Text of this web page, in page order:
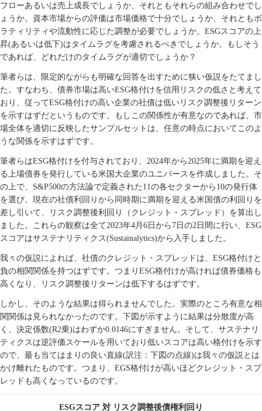
フローあるいは売上成長でしょうか、それともそれらの組み合わせでし
ょうか。資本市場からの評価は市場価格で十分でしょうか、それともボ
ラティリティや流動性に応じた調整が必要でしょうか。 ESGスコアの上
昇(あるいは低下)はタイムラグを考慮されるべきでしょうか。もしそう
であれば、どれだけのタイムラグが適切でしょうか？
筆者らは、限定的ながらも明確な回答を出すために狭い仮説をたてまし
た。すなわち、債券市場は高いESG格付けを信用リスクの低さと考えて
おり、従ってESG格付けの高い企業の社債は低いリスク調整後リターン
を示すはずだというものです。もしこの関係性が有意なのであれば、市
場全体を適切に反映したサンプルセットは、任意の時点においてこのよ
うな関係を示すはずです。
筆者らはESG格付けを付与されており、 2024年から 2025年に満期を迎え
る上場債券を発行している米国大企業のユニバースを作成しました。そ
の上で、 S&P500の方法論で定義された 11の各セクターから 10の発行体
を選び、現在の社債利回りから同時期に満期を迎える米国債の利回りを
差し引いて、リスク調整後利回り（クレジット・スプレッド）を算出し
ました。これらの観察は全て2023年4 月 6日から 7日の2 日間に行い、 ESG
スコアはサステナリティクス(Sustainalytics)から入手しました。
我々の仮説によれば、社債のクレジット・スプレッドは、 ESG格付けと
負の相関関係を持つはずです。つまり ESG格付けが高ければ債券価格も
高くなり、リスク調整後リターンは低下するはずです。
しかし、そのような結果は得られませんでした。実際のところ有意な相
関関係は見られなかったのです。下図が示すように結果は分散度が高
く、決定係数(R2乗)はわずか0.0146にすぎません。そして、サステナリ
ティクスは逆評価スケールを用いており低いスコアは高い格付けを示す
ので、最も当てはまりの良い直線(訳注：下図の点線)は我々の仮説とは
かけ離れたものです。つまり、 EGS格付けが高いほどクレジット・スプ
レッドも高くなっているのです。
ESGスコア 対 リスク調整後債権利回り